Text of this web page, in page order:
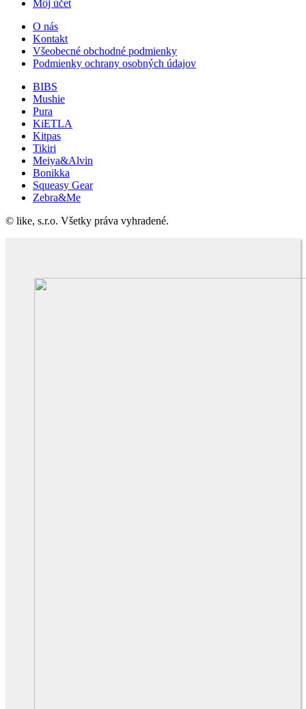
Môj účet
O nás
Kontakt
Všeobecné obchodné podmienky
Podmienky ochrany osobných údajov
BIBS
Mushie
Pura
KiETLA
Kitpas
Tikiri
Meiya&Alvin
Bonikka
Squeasy Gear
Zebra&Me
© like, s.r.o. Všetky práva vyhradené.